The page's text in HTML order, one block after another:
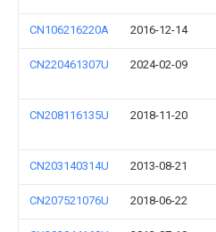
CN106216220A 2016-12-14
CN220461307U 2024-02-09
CN208116135U 2018-11-20
CN203140314U 2013-08-21
CN207521076U 2018-06-22